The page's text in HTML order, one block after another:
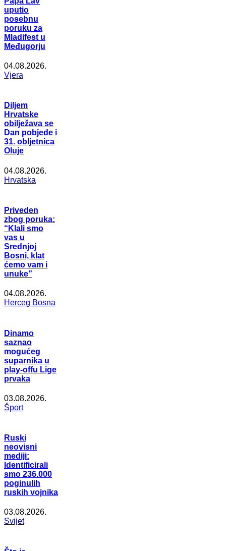
uputio
posebnu
poruku za
Mladifest u
Međugorju
04.08.2026.
Vjera
Diljem
Hrvatske
obilježava se
Dan pobjede i
31. obljetnica
Oluje
04.08.2026.
Hrvatska
Priveden
zbog poruka:
“Klali smo
vas u
Srednjoj
Bosni, klat
ćemo vam i
unuke”
04.08.2026.
Herceg Bosna
Dinamo
saznao
mogućeg
suparnika u
play-offu Lige
prvaka
03.08.2026.
Šport
Ruski
neovisni
mediji:
Identificirali
smo 236.000
poginulih
ruskih vojnika
03.08.2026.
Svijet